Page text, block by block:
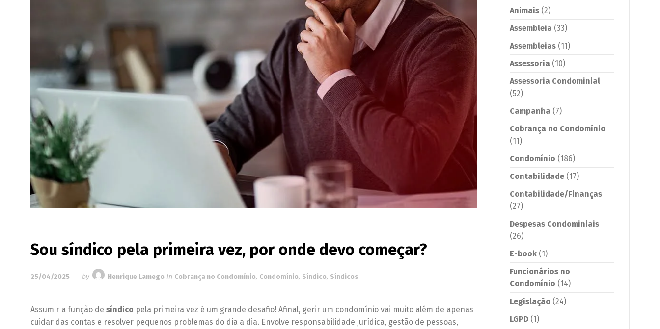
Sou síndico pela primeira vez, por onde devo começar?
25/04/2025 by Henrique Lamego in Cobrança no Condomínio, Condomínio, Síndico, Síndicos
Assumir a função de síndico pela primeira vez é um grande desafio! Afinal, gerir um condomínio vai muito além de apenas
cuidar das contas e resolver pequenos problemas do dia a dia. Envolve responsabilidade jurídica, gestão de pessoas,
Animais (2)
Assembleia (33)
Assembleias (11)
Assessoria (10)
Assessoria Condominial
(52)
Campanha (7)
Cobrança no Condomínio
(11)
Condomínio (186)
Contabilidade (17)
Contabilidade/Finanças
(27)
Despesas Condominiais
(26)
E-book (1)
Funcionários no
Condomínio (14)
Legislação (24)
LGPD (1)